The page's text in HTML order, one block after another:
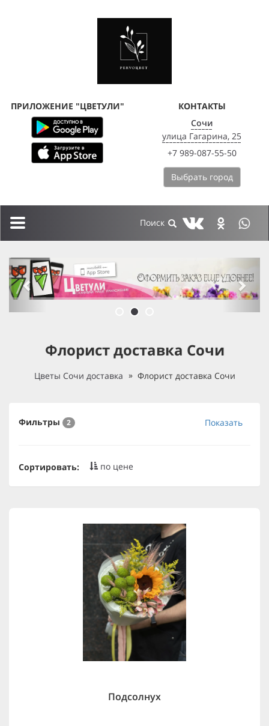
ПРИЛОЖЕНИЕ "ЦВЕТУЛИ"
КОНТАКТЫ
Сочи
улица Гагарина, 25
+7 989-087-55-50
Выбрать город
Toggle
previous
Флорист доставка Сочи
Цветы Сочи доставка Флорист доставка Сочи
Фильтры 2 Показать
Сортировать: по цене
Подсолнух